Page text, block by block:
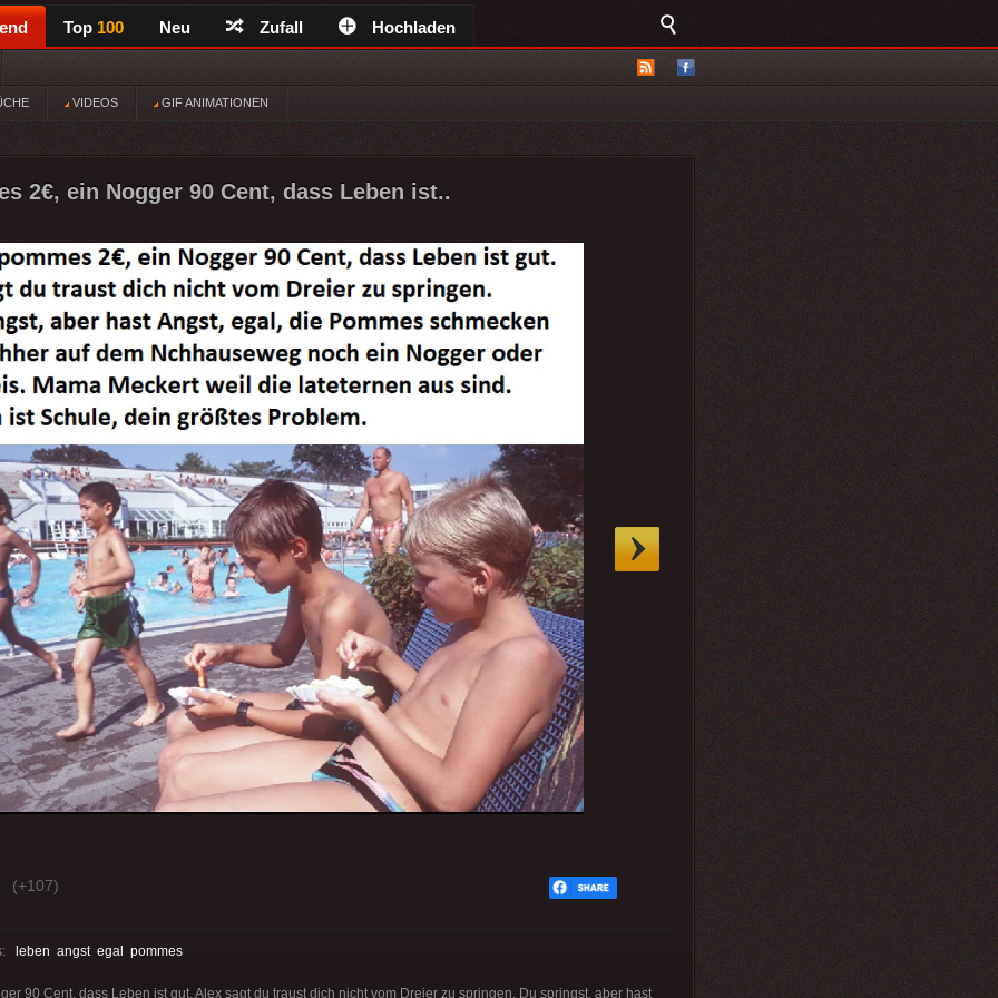
Top 100 Neu Zufall Hochladen
VIDEOS GIF ANIMATIONEN
2€, ein Nogger 90 Cent, dass Leben ist..
(+107)
leben angst egal pommes
90 Cent, dass Leben ist gut. Alex sagt du traust dich nicht vom Dreier zu springen. Du springst, aber hast